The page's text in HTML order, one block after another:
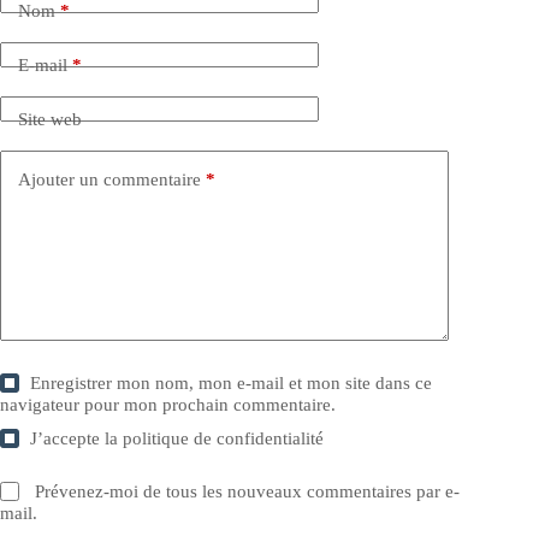
Nom*
E-mail*
Site web
Ajouter un commentaire *
Enregistrer mon nom, mon e-mail et mon site dans ce
navigateur pour mon prochain commentaire.
J’accepte lapolitique de confidentialité
Prévenez-moi de tous les nouveaux commentaires par e-
mail.